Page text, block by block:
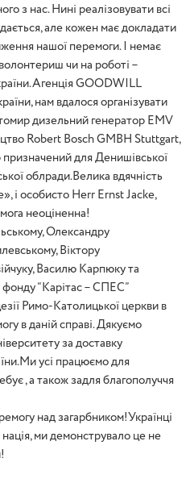
з нас. Нині реалізовувати всі
але кожен має докладати
нашої перемоги. І немає
чи на роботі –
GOODWILL
нам вдалося організувати
дизельний генератор EMV
Robert Bosch GMBH Stuttgart,
для Денишівської
облради.Велика вдячність
і особисто Herr Ernst Jacke,
неоціненна!
Олександру
Віктору
Василю Карпюку та
фонду “Карітас – СПЕС”
Римо-Католицької церкви в
в даній справі. Дякуємо
за доставку
усі працюємо для
, а також задля благополуччя
над загарбником!Українці
ми демонструвало це не